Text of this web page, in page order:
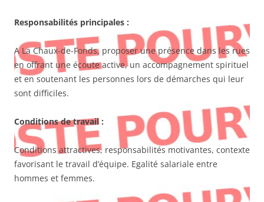
Responsabilités principales :
A La Chaux-de-Fonds, proposer une présence dans les rues
en offrant une écoute active, un accompagnement spirituel
et en soutenant les personnes lors de démarches qui leur
sont difficiles.
Conditions de travail :
Conditions attractives, responsabilités motivantes, contexte
favorisant le travail d’équipe. Egalité salariale entre
hommes et femmes.